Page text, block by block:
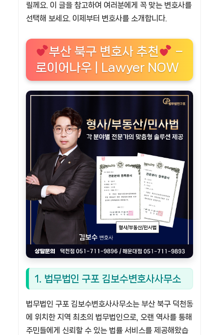
릴께요. 이 글을 참고하여 여러분에게 꼭 맞는 변호사를
선택해 보세요. 이제부터 변호사를 소개합니다.
부산 북구 변호사 추천
–
로이어나우 | Lawyer NOW
1. 법무법인 구포 김보수변호사사무소
법무법인 구포 김보수변호사사무소는 부산 북구 덕천동
에 위치한 지역 최초의 법무법인으로, 오랜 역사를 통해
주민들에게 신뢰할 수 있는 법률 서비스를 제공해왔습